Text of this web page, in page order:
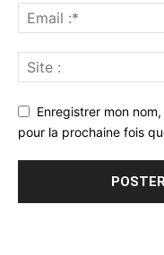
Enregistrer mon
pour la prochaine fois